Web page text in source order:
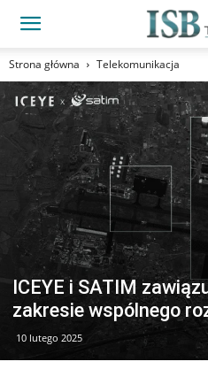
Strona główna Telekomunikacja
ICEYE i SATIM
zakresie wspólnego
10 lutego 2025